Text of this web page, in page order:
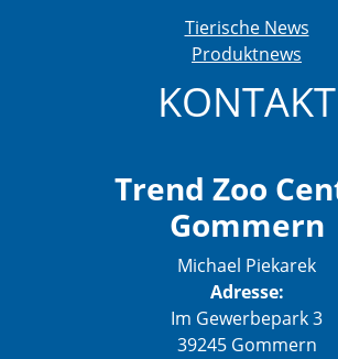
Tierische News
Produktnews
KONTAKT
Trend Zoo
Gommern
Michael Piekarek
Adresse:
Im Gewerbepark 3
39245 Gommern